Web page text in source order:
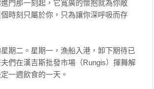
指大動，道地食譜搭配各地經典葡萄酒
，裡頭蘊含學問又深又廣。而傳統菜之所
，甚至家族代代相傳的料理智慧結晶，通
門那一刻起，它寬廣的懷抱就為你敞
時刻只屬於你，只為讓你深呼吸而存
期二。星期一，漁船入港，卸下期待已
們在漢吉斯批發市場（Rungis）揮舞解
一週飲食的一天。